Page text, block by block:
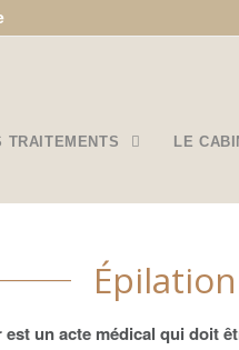
TRAITEMENTS LE
est un acte médical qui doit